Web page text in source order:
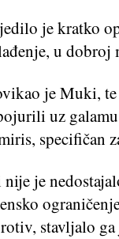
je kratko
u
je Muki,
uz
specifičan
je
stavljalo